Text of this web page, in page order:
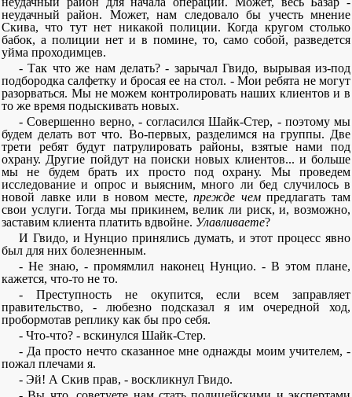
неудачный район. Может, нам следовало бы учесть мнение
Скива, что тут нет никакой полиции. Когда кругом столько
бабок, а полиции нет и в помине, то, само собой, разведется
уйма проходимцев.
- Так что же нам делать? - зарычал Гвидо, вырывая из-под
подбородка салфетку и бросая ее на стол. - Мои ребята не могут
разорваться. Мы не можем контролировать наших клиентов и в
то же время подыскивать новых.
- Совершенно верно, - согласился Шайк-Стер, - поэтому мы
будем делать вот что. Во-первых, разделимся на группы. Две
трети ребят будут патрулировать районы, взятые нами под
охрану. Другие пойдут на поиски новых клиентов... и больше
мы не будем брать их просто под охрану. Мы проведем
исследование и опрос и выясним, много ли бед случилось в
новой лавке или в новом месте,прежде чемпредлагать там
свои услуги. Тогда мы прикинем, велик ли риск, и, возможно,
заставим клиента платить вдвойне. Улавливаете?
И Гвидо, и Нунцио принялись думать, и этот процесс явно
был для них болезненным.
- Не знаю, - промямлил наконец Нунцио. - В этом плане,
кажется, что-то не то.
- Преступность не окупится, если всем заправляет
правительство, - любезно подсказал я им очередной ход,
пробормотав реплику как бы про себя.
- Что-что? - вскинулся Шайк-Стер.
- Да просто нечто сказанное мне однажды моим учителем, -
пожал плечами я.
- Эй! А Скив прав, - воскликнул Гвидо.